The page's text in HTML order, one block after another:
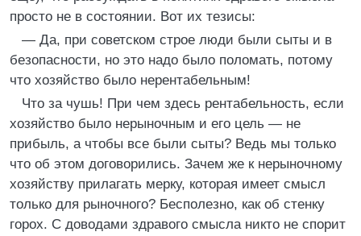
просто не в состоянии. Вот их тезисы:
— Да, при советском строе люди были сыты и в
безопасности, но это надо было поломать, потому
что хозяйство было нерентабельным!
Что за чушь! При чем здесь рентабельность, если
хозяйство было нерыночным и его цель — не
прибыль, а чтобы все были сыты? Ведь мы только
что об этом договорились. Зачем же к нерыночному
хозяйству прилагать мерку, которая имеет смысл
только для рыночного? Бесполезно, как об стенку
горох. С доводами здравого смысла никто не спорит